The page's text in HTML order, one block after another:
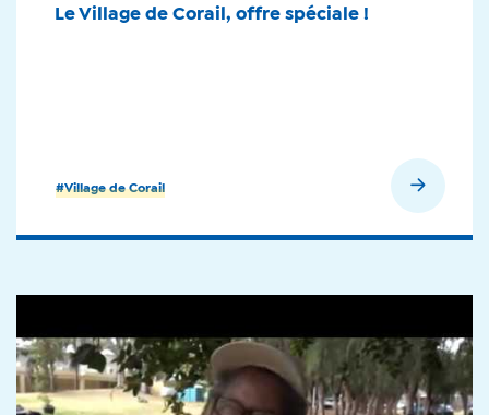
#Village de Corail
Le Village de Corail, offre spéciale !